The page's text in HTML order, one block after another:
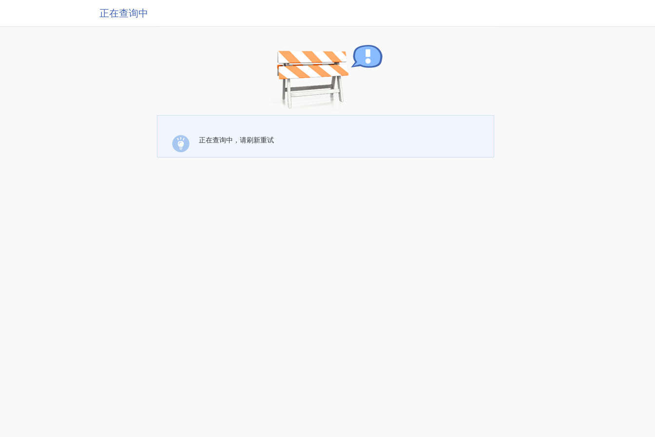
正在查询中
正在查询中，请刷新重试